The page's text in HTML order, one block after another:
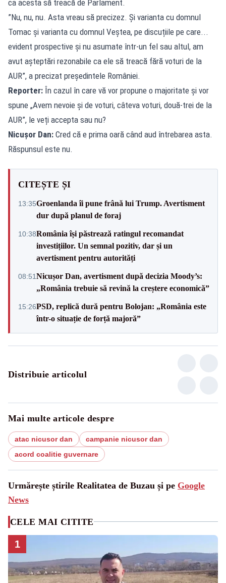
ca acesta să treacă de Parlament.
”Nu, nu, nu. Asta vreau să precizez. Și varianta cu domnul
Tomac și varianta cu domnul Veștea, pe discuțiile pe care...
evident prospective și nu asumate într-un fel sau altul, am
avut așteptări rezonabile ca ele să treacă fără voturi de la
AUR”, a precizat președintele României.
Reporter: În cazul în care vă vor propune o majoritate și vor
spune „Avem nevoie și de voturi, câteva voturi, două-trei de la
AUR”, le veți accepta sau nu?
Nicușor Dan: Cred că e prima oară când aud întrebarea asta.
Răspunsul este nu.
CITEȘTE ȘI
13:35Groenlanda îi pune frână lui Trump. Avertisment
dur după planul de foraj
10:38România își păstrează ratingul recomandat
investițiilor. Un semnal pozitiv, dar și un
avertisment pentru autorități
08:51Nicușor Dan, avertisment după decizia Moody’s:
„România trebuie să revină la creștere economică”
15:26PSD, replică dură pentru Bolojan: „România este
într-o situație de forță majoră”
Distribuie articolul
Mai multe articole despre
atac nicusor dan
campanie nicusor dan
acord coalitie guvernare
Urmărește știrile Realitatea de Buzau și pe Google
News
CELE MAI CITITE
1